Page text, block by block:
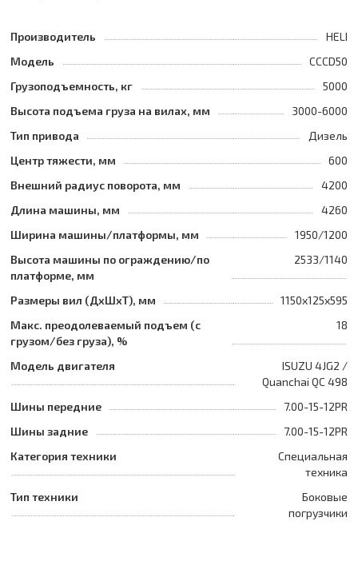
Производитель
HELI
Модель
CCCD50
Грузоподъемность, кг
5000
Высота подъема груза на вилах, мм
3000-6000
Тип привода
Дизель
Центр тяжести, мм
600
Внешний радиус поворота, мм
4200
Длина машины, мм
4260
Ширина машины/платформы, мм
1950/1200
Высота машины по ограждению/по
платформе, мм
2533/1140
Размеры вил (ДхШхТ), мм
1150x125x595
Макс. преодолеваемый подъем (с
грузом/без груза), %
18
Модель двигателя
ISUZU 4JG2 /
Quanchai QC 498
Шины передние
7.00-15-12PR
Шины задние
7.00-15-12PR
Категория техники
Специальная
техника
Тип техники
Боковые
погрузчики